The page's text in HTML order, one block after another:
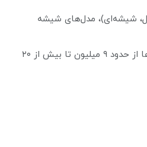
شیشه‌ای)، مدل‌های شیشه
قیمت مناسب: برخی مدل‌ها از حدود ۹ میلیون تا بیش از ۲۰